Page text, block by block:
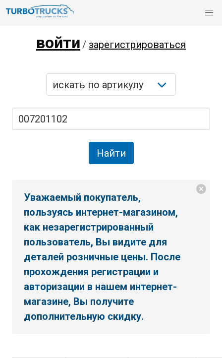
войти / зарегистрироваться
Уважаемый покупатель,
пользуясь интернет-магазином,
как незарегистрированный
пользователь, Вы видите для
деталей розничные цены. После
прохождения регистрации и
авторизации в нашем интернет-
магазине, Вы получите
дополнительную скидку.